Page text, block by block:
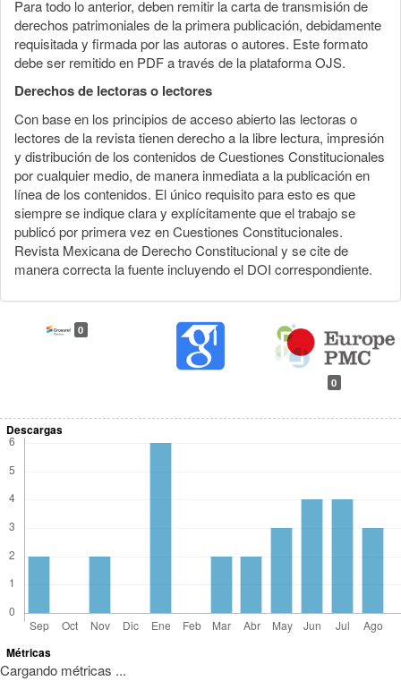
Para todo lo anterior, deben remitir la carta de transmisión de
derechos patrimoniales de la primera publicación, debidamente
requisitada y firmada por las autoras o autores. Este formato
debe ser remitido en PDF a través de la plataforma OJS.
Derechos de lectoras o lectores
Con base en los principios de acceso abierto las lectoras o
lectores de la revista tienen derecho a la libre lectura, impresión
y distribución de los contenidos de Cuestiones Constitucionales
por cualquier medio, de manera inmediata a la publicación en
línea de los contenidos. El único requisito para esto es que
siempre se indique clara y explícitamente que el trabajo se
publicó por primera vez en Cuestiones Constitucionales.
Revista Mexicana de Derecho Constitucional y se cite de
manera correcta la fuente incluyendo el DOI correspondiente.
0
0
Descargas
Métricas
Cargando métricas ...